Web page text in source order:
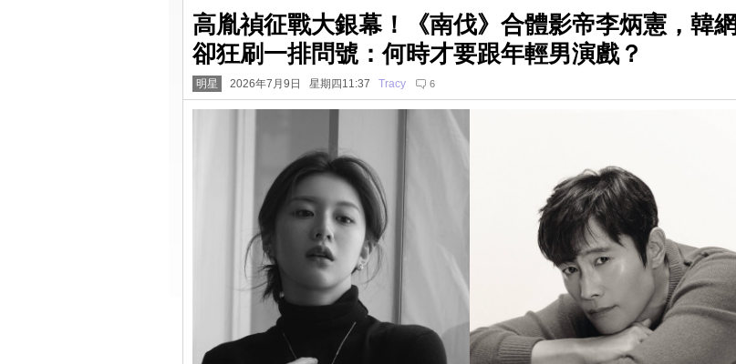
高胤禎征戰大銀幕！《南伐》合體影帝李炳憲，韓網
卻狂刷一排問號：何時才要跟年輕男演戲？
明星 2026年7月9日 星期四11:37 Tracy 6